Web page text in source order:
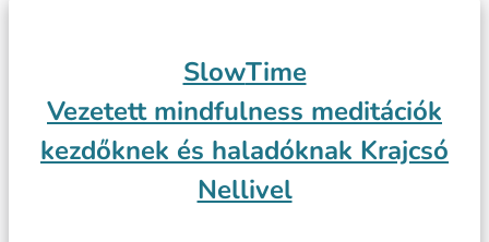
SlowTime
Vezetett mindfulness meditációk
kezdőknek és haladóknak Krajcsó
Nellivel